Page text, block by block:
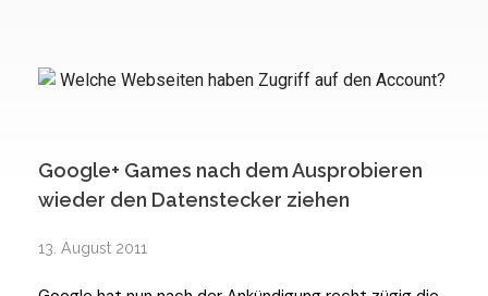
Google+ Games nach dem Ausprobieren
wieder den Datenstecker ziehen
13. August 2011